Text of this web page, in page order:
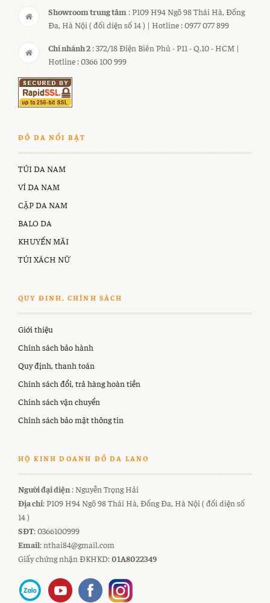
Showroom trung tâm : P109 H94 Ngõ 98 Thái Hà, Đống
Đa, Hà Nội ( đối diện số 14 ) | Hotline : 0977 077 899
Chi nhánh 2 : 372/18 Điện Biên Phủ - P11 - Q.10 - HCM |
Hotline : 0366 100 999
ĐỒ DA NỔI BẬT
TÚI DA NAM
VÍ DA NAM
CẶP DA NAM
BALO DA
KHUYẾN MÃI
TÚI XÁCH NỮ
QUY ĐINH, CHÍNH SÁCH
Giới thiệu
Chính sách bảo hành
Quy định, thanh toán
Chính sách đổi, trả hàng hoàn tiền
Chính sách vận chuyển
Chính sách bảo mật thông tin
HỘ KINH DOANH ĐỒ DA LANO
Người đại diện : Nguyễn Trọng Hải
Địa chỉ: P109 H94 Ngõ 98 Thái Hà, Đống Đa, Hà Nội ( đối diện số
14 )
SĐT: 0366100999
Email: nthai84@gmail.com
Giấy chứng nhận ĐKHKD:01A8022349